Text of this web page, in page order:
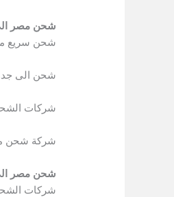
شحن مصر
شحن سريع
شحن الى
شركات
شركة شحن
شحن مصر
شركات